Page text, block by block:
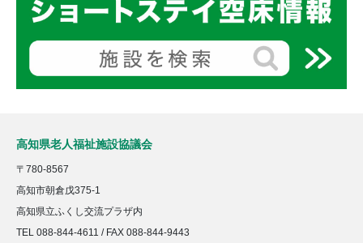
高知県老人福祉施設協議会
〒780-8567
高知市朝倉戊375-1
高知県立ふくし交流プラザ内
TEL 088-844-4611 / FAX 088-844-9443